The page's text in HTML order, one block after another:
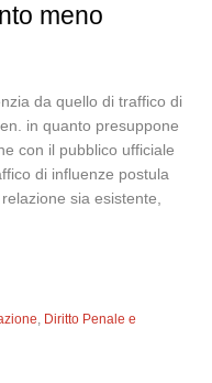
meno
da quello di traffico di
in quanto presuppone
con il pubblico ufficiale
di influenze postula
sia esistente,
, Diritto Penale e